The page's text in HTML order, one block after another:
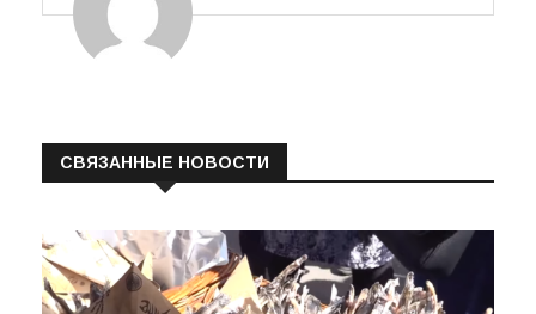
СВЯЗАННЫЕ НОВОСТИ